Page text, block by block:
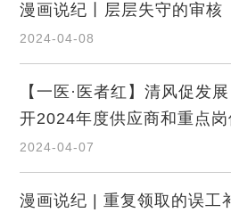
漫画说纪丨层层失守的审核
2024-04-08
【一医·医者红】清风促发
开2024年度供应商和重点
2024-04-07
漫画说纪 | 重复领取的误工